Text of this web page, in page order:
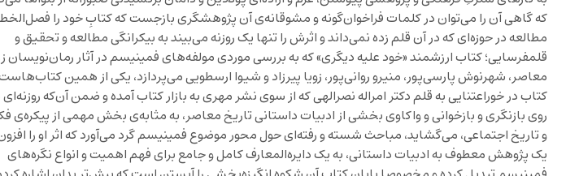
که گاهی آن را می‌توان در کلمات فراخوان‌گونه و مشوقانه‌ی آن پژوهشگری بازجست که کتابِ خود را
مطالعه در حوزه‌ای که در آن قلم زده نمی‌داند و اثرش را تنها یک روزنه می‌بیند به بیکرانگی مطالعه و تحقیق و
قلمفرسایی؛ کتاب ارزشمند «خود علیه دیگری» که به بررسی موردی مولفه‌های فمینیسم در آثار رمان‌نویسان
معاصر، شهرنوش پارسی‌پور، منیرو روانی‌پور، زویا پیرزاد و شیوا ارسطویی می‌پردازد، یکی از همین
کتاب در خوراعتنایی به قلم دکتر امراله نصرالهی که از سوی نشر مهری به بازار کتاب آمده و ضمن آن‌که روزنه‌ای
روی بازنگری و بازخوانی و واکاوی بخشی از ادبیات داستانی تاریخ معاصر، به مثابه‌ی بخش مهمی از پیکره‌ی
و تاریخ اجتماعی، می‌گشاید، مباحث شسته و رفته‌ای حول محور موضوع فمینیسم گرد می‌آورد که اثر او را
یک پژوهش معطوف به ادبیات داستانی، به یک دایره‌المعارف کامل و جامع برای فهم اهمیت و انواع نگره‌های